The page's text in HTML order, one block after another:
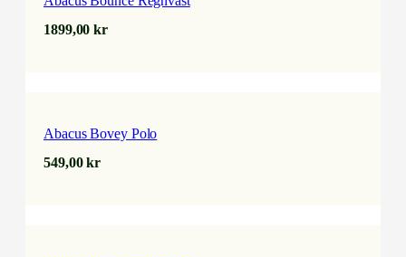
1899,00kr
Abacus Bovey Polo
549,00kr